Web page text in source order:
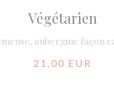
Végétarien
aubergine façon
21,00 EUR